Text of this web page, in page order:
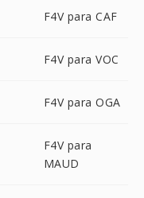
F4V para CAF
F4V para VOC
F4V para OGA
F4V para
MAUD